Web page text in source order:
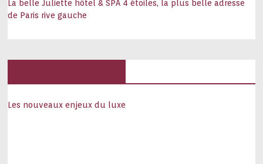
La belle Juliette hôtel & SPA 4 étoiles, la plus belle adresse
de Paris rive gauche
Les nouveaux enjeux du luxe